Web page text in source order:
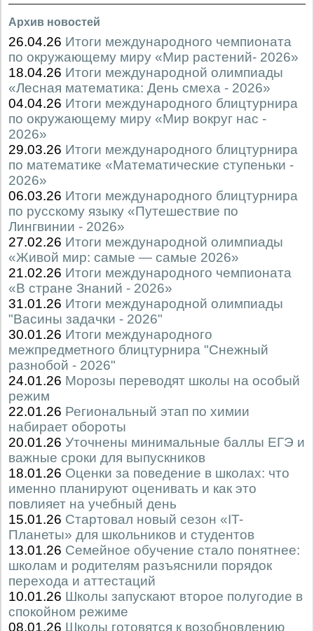
Архив новостей
26.04.26 Итоги международного чемпионата
по окружающему миру «Мир растений- 2026»
18.04.26 Итоги международной олимпиады
«Лесная математика: День смеха - 2026»
04.04.26 Итоги международного блицтурнира
по окружающему миру «Мир вокруг нас -
2026»
29.03.26 Итоги международного блицтурнира
по математике «Математические ступеньки -
2026»
06.03.26 Итоги международного блицтурнира
по русскому языку «Путешествие по
Лингвинии - 2026»
27.02.26 Итоги международной олимпиады
«Живой мир: самые — самые 2026»
21.02.26 Итоги международного чемпионата
«В стране Знаний - 2026»
31.01.26 Итоги международной олимпиады
"Васины задачки - 2026"
30.01.26 Итоги международного
межпредметного блицтурнира "Снежный
разнобой - 2026"
24.01.26 Морозы переводят школы на особый
режим
22.01.26 Региональный этап по химии
набирает обороты
20.01.26 Уточнены минимальные баллы ЕГЭ и
важные сроки для выпускников
18.01.26 Оценки за поведение в школах: что
именно планируют оценивать и как это
повлияет на учебный день
15.01.26 Стартовал новый сезон «IT-
Планеты» для школьников и студентов
13.01.26 Семейное обучение стало понятнее:
школам и родителям разъяснили порядок
перехода и аттестаций
10.01.26 Школы запускают второе полугодие в
спокойном режиме
08.01.26 Школы готовятся к возобновлению